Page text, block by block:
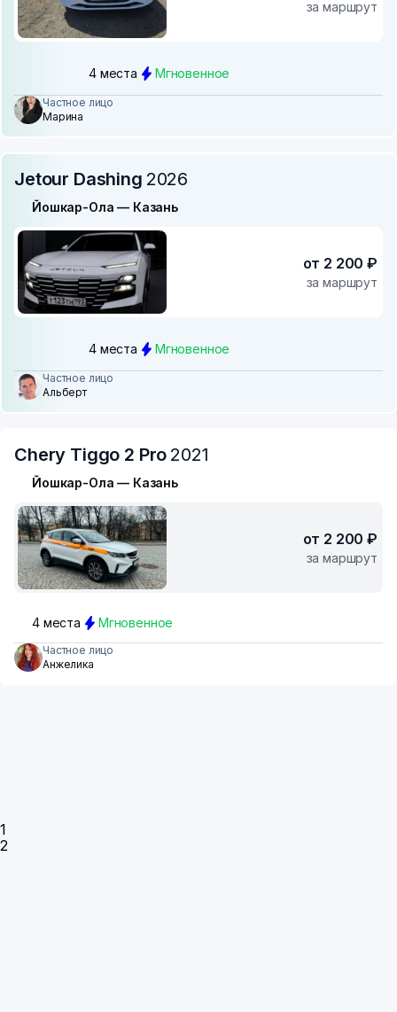
за маршрут
4 места Мгновенное
Частное лицо
Марина
Jetour Dashing 2026
Йошкар-Ола — Казань
за маршрут
от 2 200 ₽
4 места Мгновенное
Частное лицо
Альберт
Chery Tiggo 2 Pro 2021
Йошкар-Ола — Казань
за маршрут
от 2 200 ₽
4 места Мгновенное
Частное лицо
Анжелика
1
2